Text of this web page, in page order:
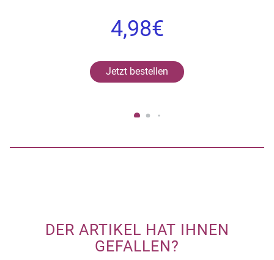
4,98€
Jetzt bestellen
DER ARTIKEL HAT IHNEN
GEFALLEN?